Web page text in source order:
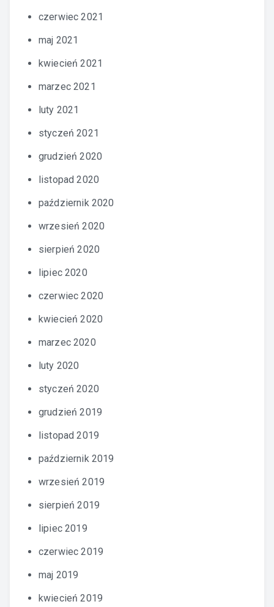
czerwiec 2021
maj 2021
kwiecień 2021
marzec 2021
luty 2021
styczeń 2021
grudzień 2020
listopad 2020
październik 2020
wrzesień 2020
sierpień 2020
lipiec 2020
czerwiec 2020
kwiecień 2020
marzec 2020
luty 2020
styczeń 2020
grudzień 2019
listopad 2019
październik 2019
wrzesień 2019
sierpień 2019
lipiec 2019
czerwiec 2019
maj 2019
kwiecień 2019